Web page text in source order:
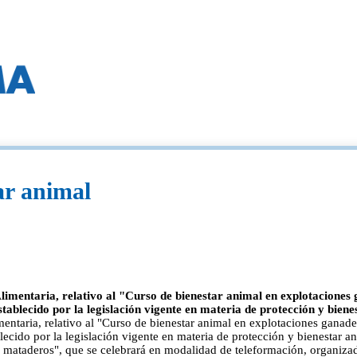
animal
relativo al "Curso de bienestar animal en explotaciones
por la legislación vigente en materia de protección y
relativo al "Curso de bienestar animal en explotaciones
por la legislación vigente en materia de protección y bienestar
que se celebrará en modalidad de teleformación,